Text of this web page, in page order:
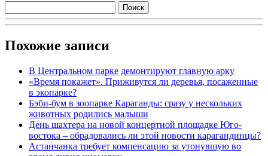
Похожие записи
В Центральном парке демонтируют главную арку
«Время покажет». Приживутся ли деревья, посаженные
в экопарке?
Бэби-бум в зоопарке Караганды: сразу у нескольких
животных родились малыши
День шахтера на новой концертной площадке Юго-
востока – обрадовались ли этой новости карагандинцы?
Астанчанка требует компенсацию за утонувшую во